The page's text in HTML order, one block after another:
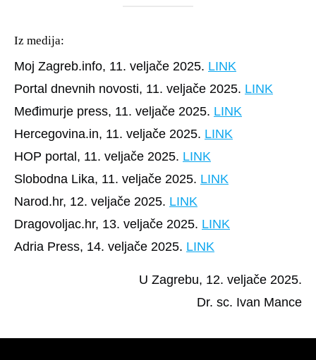
Iz medija:
Moj Zagreb.info, 11. veljače 2025. LINK
Portal dnevnih novosti, 11. veljače 2025. LINK
Međimurje press, 11. veljače 2025. LINK
Hercegovina.in, 11. veljače 2025. LINK
HOP portal, 11. veljače 2025. LINK
Slobodna Lika, 11. veljače 2025. LINK
Narod.hr, 12. veljače 2025. LINK
Dragovoljac.hr, 13. veljače 2025. LINK
Adria Press, 14. veljače 2025. LINK
U Zagrebu, 12. veljače 2025.
Dr. sc. Ivan Mance